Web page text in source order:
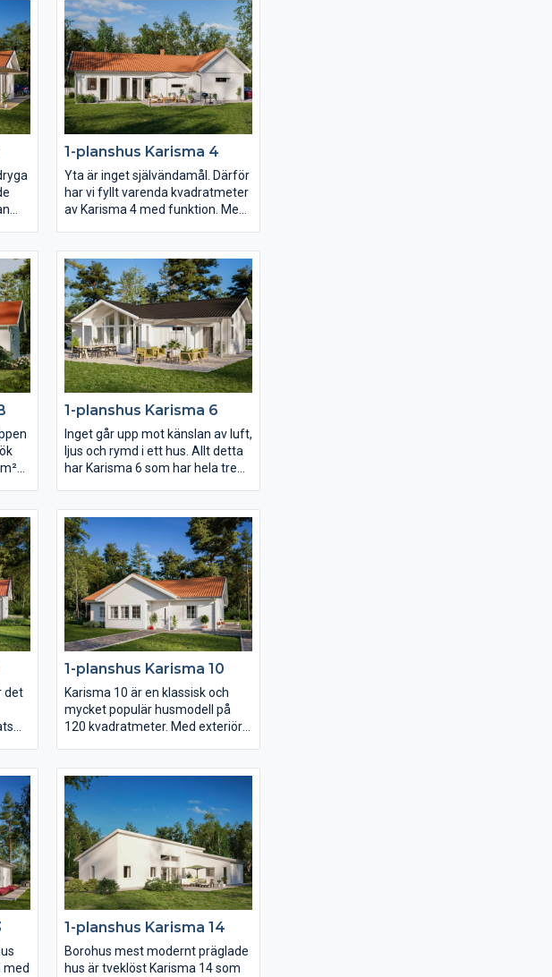
för
1-planshus Karisma 4
Yta är inget självändamål. Därför
har vi fyllt varenda kvadratmeter
av Karisma 4 med funktion. Med
sida skapas ett hem i harmoni.
Och genom smarta lösningar och
fullt utnyttjande av ytan blir
vardagen i Karisma 4 roligare,
enklare och mer
kostnadseffektiv.
av
1-planshus Karisma 6
Inget går upp mot känslan av luft,
ljus och rymd i ett hus. Allt detta
har Karisma 6 som har hela tre
arkitekturens uppåtsträvande
rörelse. Vill ni ha kontakt med
både fram- och baksidan av
huset från kök och vardagsrum
så är detta huset för er.
det
1-planshus Karisma 10
Karisma 10 är en klassisk och
mycket populär husmodell på
120 kvadratmeter. Med exteriöra
det till just ert drömhem. Njut av
en uteplats i den vindskyddade
vinkeln på baksidan av huset och
av det rymliga
föräldrasovrummets avskilda
placering längst bort från gatan.
1-planshus Karisma 14
Borohus mest modernt präglade
hus är tveklöst Karisma 14 som